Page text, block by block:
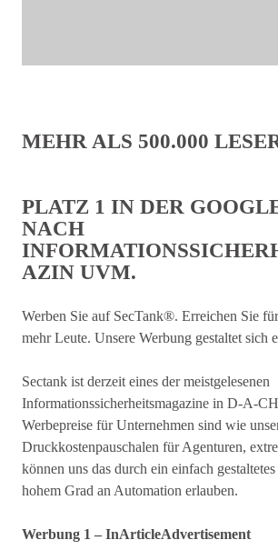
MEHR ALS 500.000
PLATZ 1 IN DER
NACH
AZIN UVM.
Werben Sie auf SecTank®. Erreichen Sie
mehr Leute. Unsere Werbung gestaltet sich
Sectank ist derzeit eines der meistgelesenen
Informationssicherheitsmagazine in D-A-
Werbepreise für Unternehmen sind wie
Druckkostenpauschalen für Agenturen,
können uns das durch ein einfach
hohem Grad an Automation erlauben.
Werbung 1 – InArticleAdvertisement